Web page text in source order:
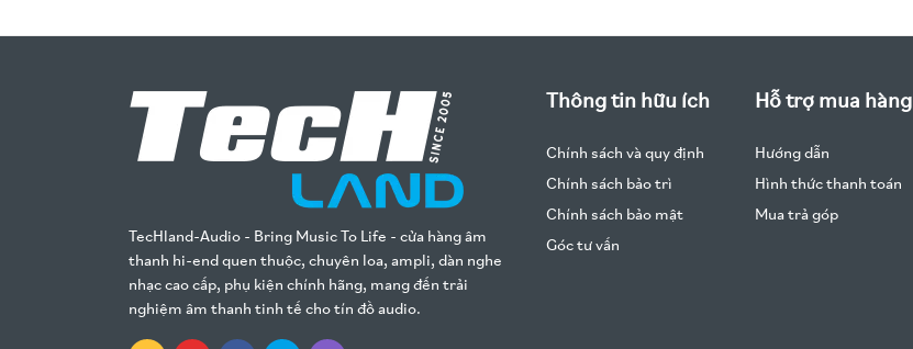
TecHland-Audio - Bring Music To Life - cửa hàng âm
thanh hi-end quen thuộc, chuyên loa, ampli, dàn nghe
nhạc cao cấp, phụ kiện chính hãng, mang đến trải
nghiệm âm thanh tinh tế cho tín đồ audio.
Thông tin hữu ích
Chính sách và quy định
Chính sách bảo trì
Chính sách bảo mật
Góc tư vấn
Hỗ trợ mua hàng
Hướng dẫn
Hình thức thanh toán
Mua trả góp